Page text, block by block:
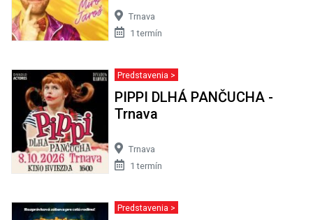
Trnava
1 termín
Predstavenia >
PIPPI DLHÁ PANČUCHA -
Trnava
Trnava
1 termín
Predstavenia >